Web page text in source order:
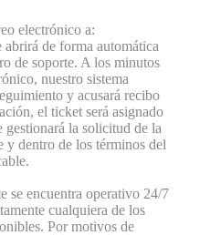
electrónico a:
abrirá de forma automática
de soporte. A los minutos
nuestro sistema
y acusará recibo
el ticket será asignado
gestionará la solicitud de la
y dentro de los términos del
se encuentra operativo 24/7
cualquiera de los
Por motivos de